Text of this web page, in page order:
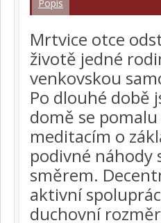
Popis
Mrtvice otce
životě jedné
venkovskou
Po dlouhé době
domě se
meditacím o
podivné náhody
směrem.
aktivní
duchovní